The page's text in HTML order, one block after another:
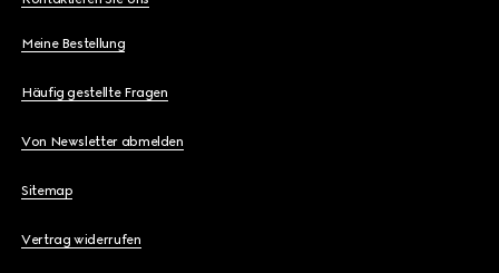
Meine Bestellung
Häufig gestellte Fragen
Von Newsletter abmelden
Sitemap
Vertrag widerrufen